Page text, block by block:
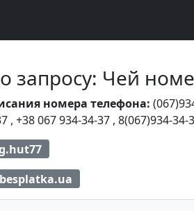
запросу: Чей
номера телефона:
, +38 067 934-34-37 , 8(067)934-34-
besplatka.ua